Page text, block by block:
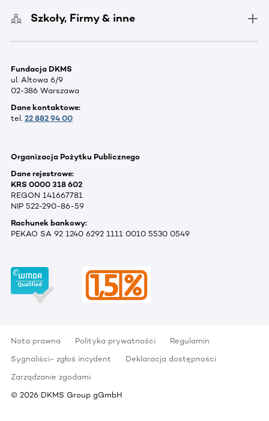
Szkoły, Firmy & inne
Fundacja DKMS
ul. Altowa 6/9
02-386 Warszawa
Dane kontaktowe:
tel. 22 882 94 00
Organizacja Pożytku Publicznego
Dane rejestrowe:
KRS 0000 318 602
REGON 141667781
NIP 522-290-86-59
Rachunek bankowy:
PEKAO SA 92 1240 6292 1111 0010 5530 0549
Nota prawna Polityka prywatności
Regulamin
Sygnaliści- zgłoś incydent
Deklaracja dostępności
Zarządzanie zgodami
© 2026 DKMS Group gGmbH